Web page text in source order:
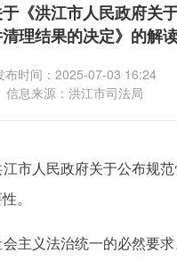
《洪江市人民政府关
理结果的决定》的解
布时间：2025-07-03 16:24
信息来源：洪江市司法局
市人民政府关于公布规
。
会主义法治统一的必然要